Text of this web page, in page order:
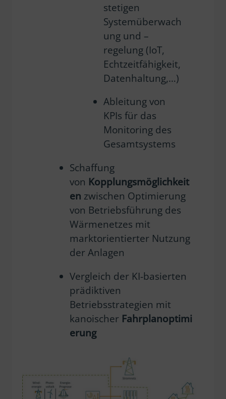
stetigen
Systemüberwach
ung und –
regelung (IoT,
Echtzeitfähigkeit,
Datenhaltung,…)
Ableitung von
KPIs für das
Monitoring des
Gesamtsystems
Schaffung
von Kopplungsmöglichkeit
en zwischen Optimierung
von Betriebsführung des
Wärmenetzes mit
marktorientierter Nutzung
der Anlagen
Vergleich der KI-basierten
prädiktiven
Betriebsstrategien mit
kanoischer Fahrplanoptimi
erung